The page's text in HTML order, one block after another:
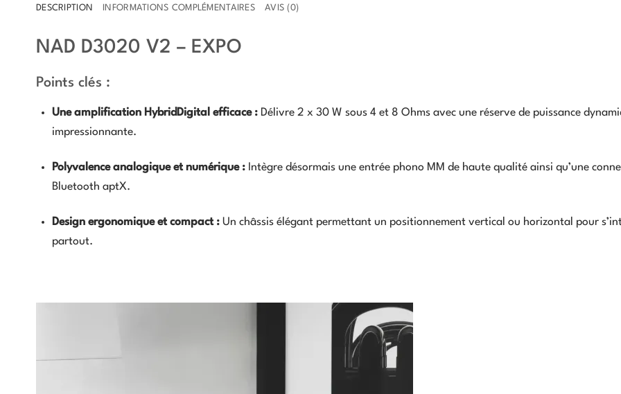
DESCRIPTION INFORMATIONS COMPLÉMENTAIRES AVIS (0)
NAD D3020 V2 – EXPO
Points clés :
Une amplification HybridDigital efficace :Délivre 2 x 30 W sous 4 et 8 Ohms avec une réserve de puissance
impressionnante.
Polyvalence analogique et numérique :Intègre désormais une entrée phono MM de haute qualité ainsi qu’une
Bluetooth aptX.
Design ergonomique et compact :Un châssis élégant permettant un positionnement vertical ou horizontal pour
partout.